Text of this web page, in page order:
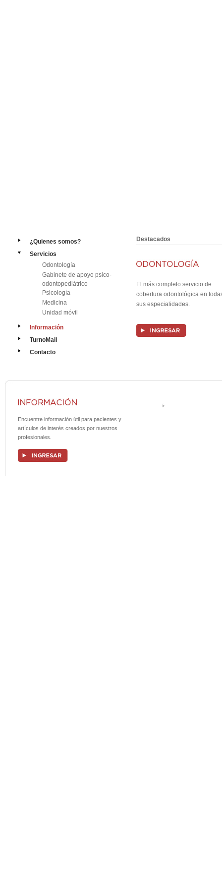
¿Quienes somos?
Servicios
Odontología
Gabinete de apoyo psico-
odontopediátrico
Psicología
Medicina
Unidad móvil
Información
TurnoMail
Contacto
Destacados
El más completo servicio de
cobertura odontológica en
sus especialidades.
Encuentre información útil para pacientes y
artículos de interés creados por nuestros
profesionales.